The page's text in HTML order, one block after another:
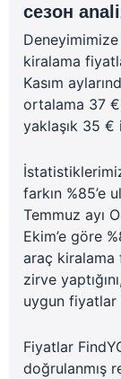
сезон
kiralama
Kasım
ortalama 37 €
yaklaşık 35 €
farkın %85’e
Temmuz ayı
Ekim’e göre
araç kiralama
zirve
uygun fiyatlar
Fiyatlar
doğrulanmış